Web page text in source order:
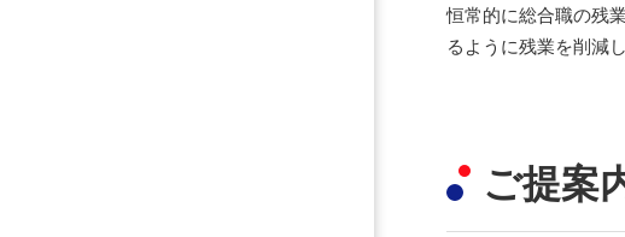
恒常的に総合職の残
るように残業を削減
ご提案